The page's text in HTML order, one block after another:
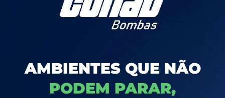
AMBIENTES QUE NÃO
PODEM PARAR,